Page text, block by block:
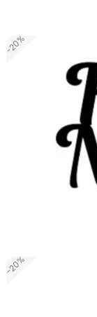
-20%
-20%